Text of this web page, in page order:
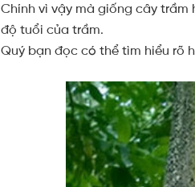
Chính vì vậy mà giống cây trầm
độ tuổi của trầm.
Quý bạn đọc có thể tìm hiểu rõ